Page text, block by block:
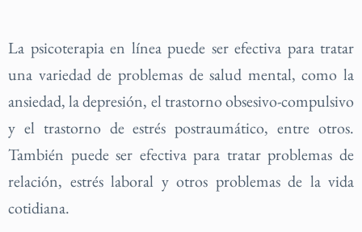
La psicoterapia en línea puede ser efectiva para tratar
una variedad de problemas de salud mental, como la
ansiedad, la depresión, el trastorno obsesivo-compulsivo
y el trastorno de estrés postraumático, entre otros.
También puede ser efectiva para tratar problemas de
relación, estrés laboral y otros problemas de la vida
cotidiana.